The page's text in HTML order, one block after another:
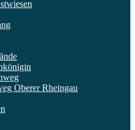
Oberer Rheingau